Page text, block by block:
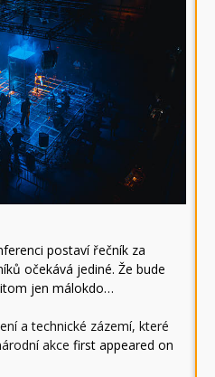
postaví řečník za
očekává jediné. Že bude
jen málokdo…
a technické zázemí, které
akce first appeared on